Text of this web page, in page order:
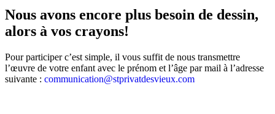
Nous avons encore plus besoin de dessin,
alors à vos crayons!
Pour participer c’est simple, il vous suffit de nous transmettre
l’œuvre de votre enfant avec le prénom et l’âge par mail à l’adresse
suivante : communication@stprivatdesvieux.com